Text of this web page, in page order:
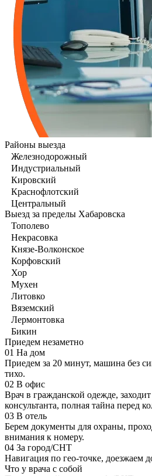
Районы выезда
Железнодорожный
Индустриальный
Кировский
Краснофлотский
Центральный
Выезд за пределы Хабаровска
Тополево
Некрасовка
Князе-Волконское
Корфовский
Хор
Мухен
Литовко
Вяземский
Лермонтовка
Бикин
Приедем незаметно
01 На дом
Приедем за 20 минут, машина без
тихо.
02 В офис
Врач в гражданской одежде,
консультанта, полная тайна перед
03 В отель
Берем документы для охраны,
внимания к номеру.
04 За город/СНТ
Навигация по гео-точке, доезжаем
Что у врача с собой